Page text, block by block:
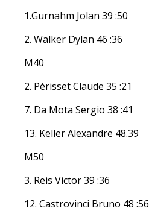
1.Gurnahm Jolan 39 :50
2. Walker Dylan 46 :36
M40
2. Périsset Claude 35 :21
7. Da Mota Sergio 38 :41
13. Keller Alexandre 48.39
M50
3. Reis Victor 39 :36
12. Castrovinci Bruno 48 :56